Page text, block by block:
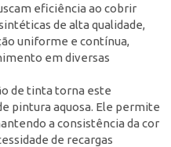
eficiência ao cobrir
de alta qualidade,
uniforme e contínua,
em diversas
de tinta torna este
pintura aquosa. Ele permite
a consistência da cor
de recargas